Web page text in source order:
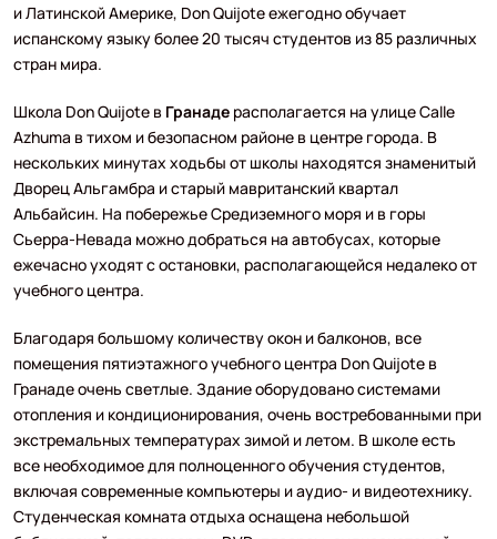
и Латинской Америке, Don Quijote ежегодно обучает
испанскому языку более 20 тысяч студентов из 85 различных
стран мира.
Школа Don Quijote в Гранадерасполагается на улице Calle
Azhuma в тихом и безопасном районе в центре города. В
нескольких минутах ходьбы от школы находятся знаменитый
Дворец Альгамбра и старый мавританский квартал
Альбайсин. На побережье Средиземного моря и в горы
Сьерра-Невада можно добраться на автобусах, которые
ежечасно уходят с остановки, располагающейся недалеко от
учебного центра.
Благодаря большому количеству окон и балконов, все
помещения пятиэтажного учебного центра Don Quijote в
Гранаде очень светлые. Здание оборудовано системами
отопления и кондиционирования, очень востребованными при
экстремальных температурах зимой и летом. В школе есть
все необходимое для полноценного обучения студентов,
включая современные компьютеры и аудио- и видеотехнику.
Студенческая комната отдыха оснащена небольшой